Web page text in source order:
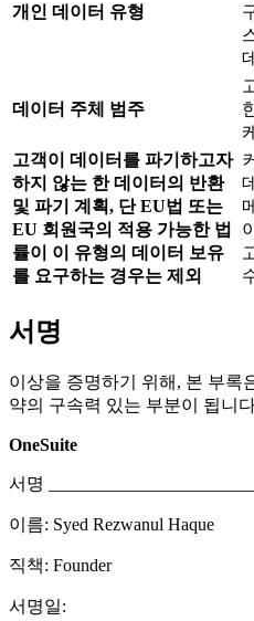
개인 데이터 유형
데이터 주체 범주
고객이 데이터를 파기하고자
하지 않는 한 데이터의 반환
및 파기 계획, 단 EU법 또는
EU 회원국의 적용 가능한 법
률이 이 유형의 데이터 보유
를 요구하는 경우는 제외
서명
이상을 증명하기 위해, 본 부록
약의 구속력 있는 부분이 됩니
OneSuite
서명
이름: Syed Rezwanul Haque
직책: Founder
서명일: